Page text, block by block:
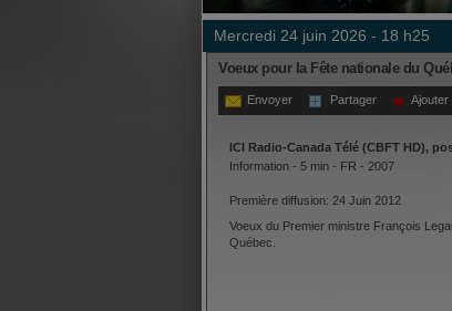
mercredi 24 juin 2026 - 18 h25
Voeux pour la Fête nationale du
Envoyer Partager Ajouter
ICI Radio-Canada Télé (CBFT HD),
Information - 5 min - FR - 2007
Première diffusion: 24 Juin 2012
Voeux du Premier ministre François
Québec.